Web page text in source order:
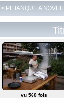
> PETANQUE A NOVEL
vu 560 fois